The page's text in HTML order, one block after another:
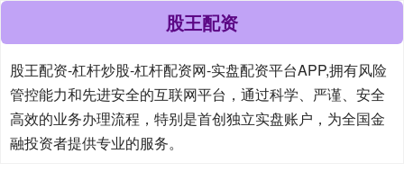
股王配资
股王配资-杠杆炒股-杠杆配资网-实盘配资平台APP,拥有风险
管控能力和先进安全的互联网平台，通过科学、严谨、安全
高效的业务办理流程，特别是首创独立实盘账户，为全国金
融投资者提供专业的服务。